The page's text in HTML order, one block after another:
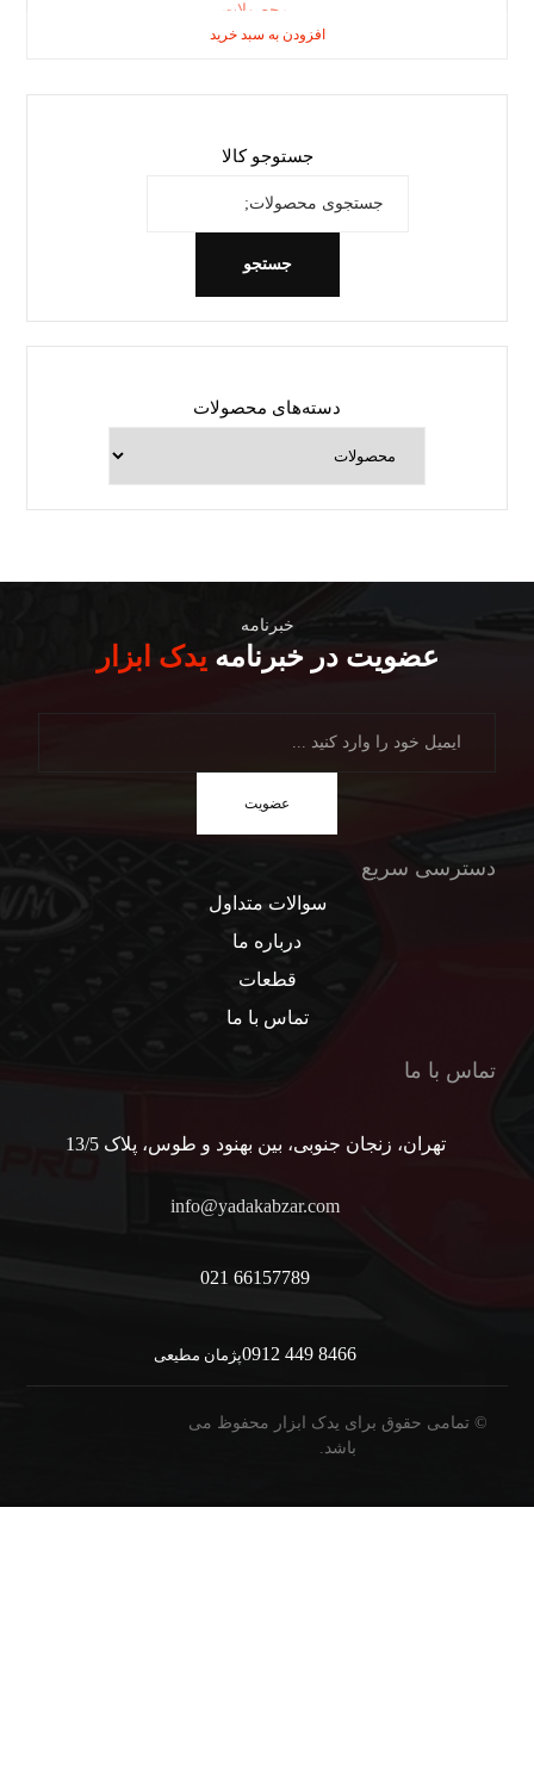
افزودن به سبد خرید
افزودن به سبد خرید
محصولات
افزودن به سبد خرید
جستوجو کالا
جستجو
دسته‌های محصولات
خبرنامه
عضویت در خبرنامه یدک ابزار
عضویت
دسترسی سریع
سوالات متداول
درباره ما
قطعات
تماس با ما
تماس با ما
تهران، زنجان جنوبی، بین بهنود و طوس، پلاک 13/5
info@yadakabzar.com
66157789 021
8466 449 0912 پژمان مطیعی
© تمامی حقوق برای یدک ابزار محفوظ می
باشد.